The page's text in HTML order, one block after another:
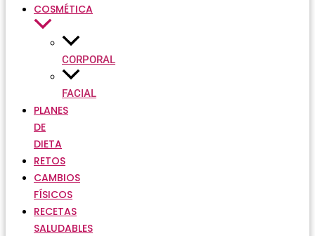
COSMÉTICA
CORPORAL
FACIAL
PLANES
DE
DIETA
RETOS
CAMBIOS
FÍSICOS
RECETAS
SALUDABLES